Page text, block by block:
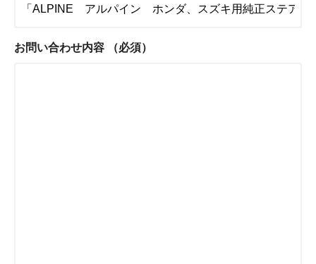
お問い合わせ内容 （必須）